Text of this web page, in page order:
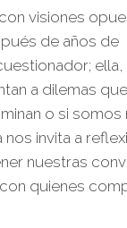
visiones
de años de
a dilemas
o si
invita a
nuestras
quienes